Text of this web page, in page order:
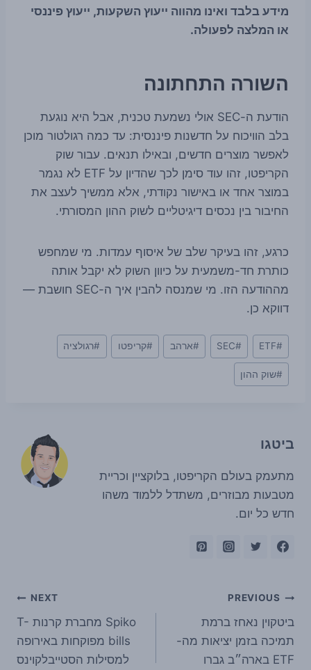
מידע בלבד ואינו מהווה ייעוץ השקעות, ייעוץ פיננסי
או המלצה לפעולה.
השורה התחתונה
הודעת ה-SEC אולי נשמעת טכנית, אבל היא נוגעת
בלב הוויכוח על חדשנות פיננסית: עד כמה רגולטור מוכן
לאפשר מוצרים חדשים, ובאילו תנאים. עבור שוק
הקריפטו, זהו עוד סימן לכך שהדיון על ETF לא נגמר
במוצר אחד או באישור נקודתי, אלא ממשיך לעצב את
החיבור בין נכסים דיגיטליים לשוק ההון המסורתי.
כרגע, זהו בעיקר שלב של איסוף עמדות. מי שמחפש
כותרת חד-משמעית על כיוון השוק לא יקבל אותה
מההודעה הזו. מי שמנסה להבין איך ה-SEC חושבת —
דווקא כן.
Post
Tags:
#
ETF
#
SEC
#ארהב #קריפטו #רגולציה
#שוק ההון
ביטגו
מתעמק בעולם הקריפטו, בלוקציין וכריית
מטבעות מבוזרים, משתדל ללמוד משהו
חדש כל יום.
ניווט
PREVIOUS
ביטקוין נאחז ברמת
תמיכה בזמן יציאות מה-
ETF בארה״ב גברו
NEXT
Spiko מחברת קרנות T-
bills מפוקחות באירופה
למסילות הסטייבלקוינס